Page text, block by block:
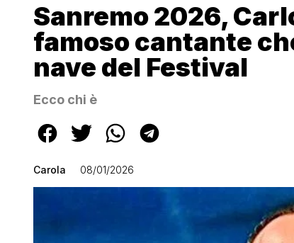
Sanremo 2026,
famoso cantante
nave del Festival
Ecco chi è
Carola 08/01/2026